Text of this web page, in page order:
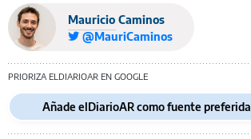
Mauricio Caminos
@MauriCaminos
PRIORIZA ELDIARIOAR EN GOOGLE
Añade elDiarioAR como fuente preferida